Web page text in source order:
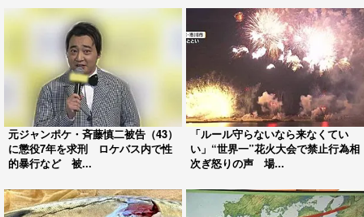
元ジャンポケ・斉藤慎二被告（43）
に懲役7年を求刑 ロケバス内で性
的暴行など 被...
「ルール守らないなら来なくてい
い」“世界一”花火大会で禁止行為相
次ぎ怒りの声 場...